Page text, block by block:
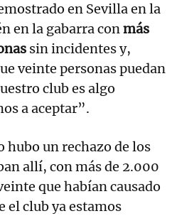
en Sevilla en la
en la gabarra conmás
sin incidentes y,
veinte personas puedan
club es algo
a aceptar”.
hubo un rechazo de los
allí, con más de 2.000
que habían causado
el club ya estamos